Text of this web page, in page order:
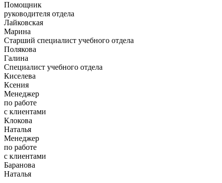
Помощник
руководителя отдела
Лайковская
Марина
Старший специалист учебного отдела
Полякова
Галина
Специалист учебного отдела
Киселева
Ксения
Менеджер
по работе
с клиентами
Клокова
Наталья
Менеджер
по работе
с клиентами
Баранова
Наталья